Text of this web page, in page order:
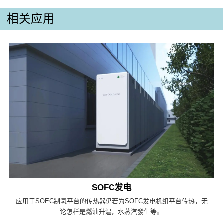
相关应用
SOFC发电
应用于SOEC制氢平台的传热器仍若为SOFC发电机组平台传热，无
论怎样是燃油升温，水蒸汽發生等。